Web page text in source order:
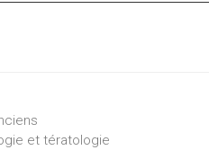
et tératologie